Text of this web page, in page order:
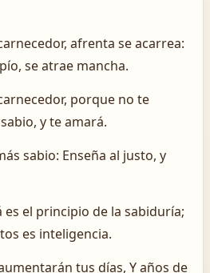
afrenta se acarrea:
se atrae mancha.
porque no te
y te amará.
sabio: Enseña al justo, y
es el principio de la sabiduría;
es inteligencia.
tus días, Y años de